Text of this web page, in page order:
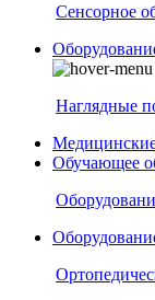
Сенсорное
Наглядные
Обучающее